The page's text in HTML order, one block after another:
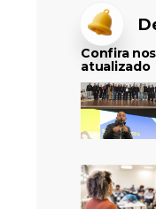
Confira
atualizado